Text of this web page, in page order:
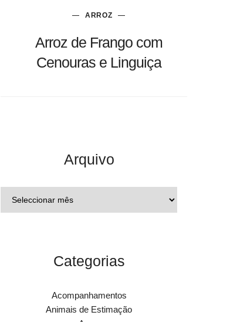
ARROZ
Arroz de Frango com
Cenouras e Linguiça
Arquivo
Categorias
Acompanhamentos
Animais de Estimação